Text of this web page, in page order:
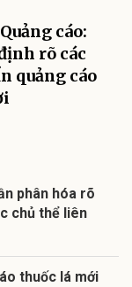
cáo:
rõ các
quảng cáo
phân hóa rõ
chủ thể liên
thuốc lá mới